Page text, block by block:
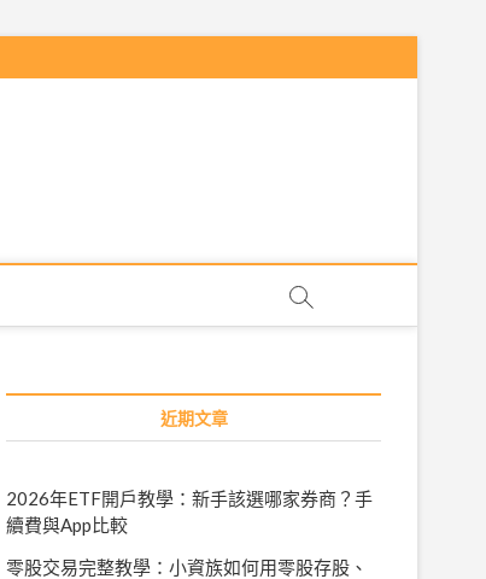
近期文章
2026年ETF開戶教學：新手該選哪家券商？手
續費與App比較
零股交易完整教學：小資族如何用零股存股、